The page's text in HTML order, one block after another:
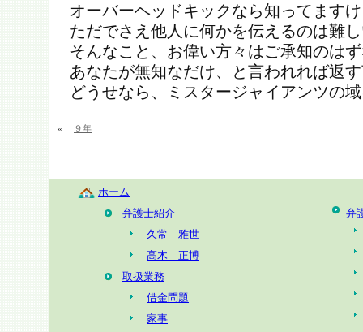
オーバーヘッドキックなら知ってます
ただでさえ他人に何かを伝えるのは難
そんなこと、お偉い方々はご承知のは
あなたが無知なだけ、と言われれば返
どうせなら、ミスタージャイアンツの
« ９年
ホーム
弁護士紹介
久常 雅世
高木 正博
取扱業務
借金問題
家事
弁